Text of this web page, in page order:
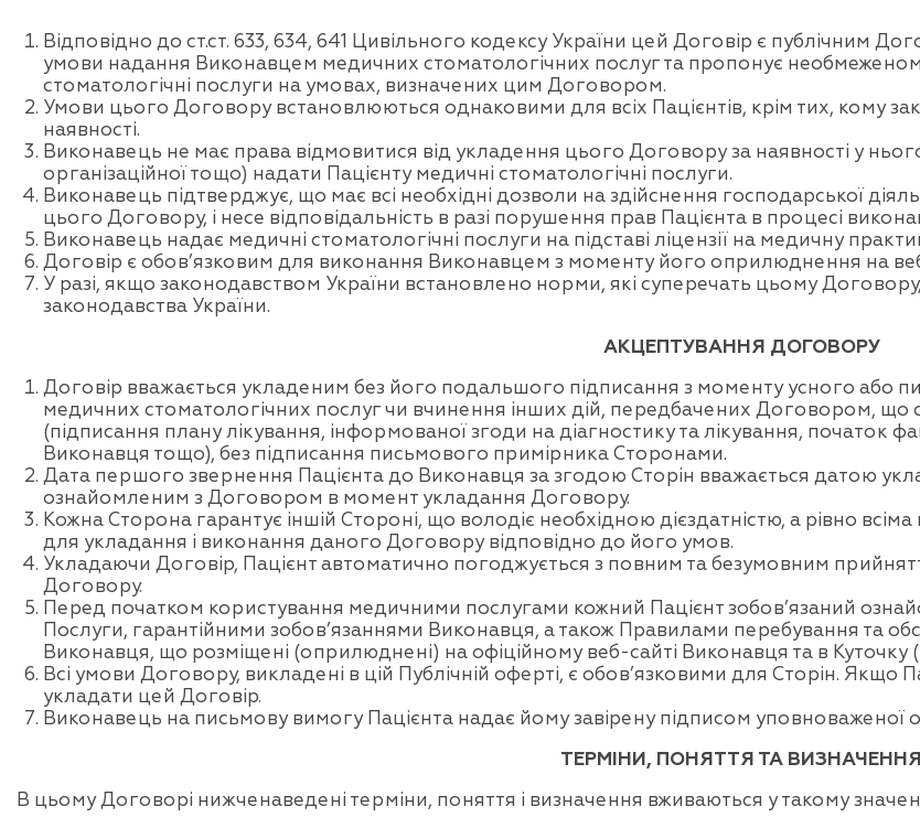
Відповідно до ст.ст. 633, 634, 641 Цивільного кодексу України цей Договір є публічним
умови надання Виконавцем медичних стоматологічних послуг та пропонує
стоматологічні послуги на умовах, визначених цим Договором.
Умови цього Договору встановлюються однаковими для всіх Пацієнтів, крім тих, кому
наявності.
Виконавець не має права відмовитися від укладення цього Договору за наявності у
організаційної тощо) надати Пацієнту медичні стоматологічні послуги.
Виконавець підтверджує, що має всі необхідні дозволи на здійснення господарської
цього Договору, і несе відповідальність в разі порушення прав Пацієнта в процесі
Виконавець надає медичні стоматологічні послуги на підставі ліцензії на медичну
Договір є обов’язковим для виконання Виконавцем з моменту його оприлюднення на
У разі, якщо законодавством України встановлено норми, які суперечать цьому
законодавства України.
АКЦЕПТУВАННЯ ДОГОВОРУ
Договір вважається укладеним без його подальшого підписання з моменту усного або
медичних стоматологічних послуг чи вчинення інших дій, передбачених Договором, що
(підписання плану лікування, інформованої згоди на діагностику та лікування, початок
Виконавця тощо), без підписання письмового примірника Сторонами.
Дата першого звернення Пацієнта до Виконавця за згодою Сторін вважається датою
ознайомленим з Договором в момент укладання Договору.
Кожна Сторона гарантує іншій Стороні, що володіє необхідною дієздатністю, а рівно
для укладання і виконання даного Договору відповідно до його умов.
Укладаючи Договір, Пацієнт автоматично погоджується з повним та безумовним
Договору.
Перед початком користування медичними послугами кожний Пацієнт зобов’язаний
Послуги, гарантійними зобов’язаннями Виконавця, а також Правилами перебування та
Виконавця, що розміщені (оприлюднені) на офіційному веб-сайті Виконавця та в Куточку
Всі умови Договору, викладені в цій Публічній оферті, є обов’язковими для Сторін.
укладати цей Договір.
Виконавець на письмову вимогу Пацієнта надає йому завірену підписом
ТЕРМІНИ, ПОНЯТТЯ ТА ВИЗНАЧЕННЯ
В цьому Договорі нижченаведені терміни, поняття і визначення вживаються у такому